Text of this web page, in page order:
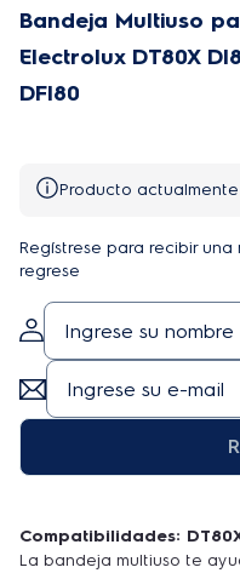
Bandeja Multiuso
Electrolux DT80X
DFI80
Producto
Regístrese para recibir
regrese
Compatibilidades:
La bandeja multiuso te